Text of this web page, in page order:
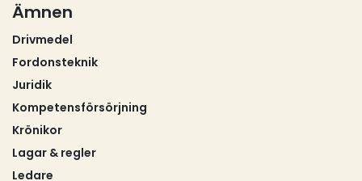
Ämnen
Drivmedel
Fordonsteknik
Juridik
Kompetensförsörjning
Krönikor
Lagar & regler
Ledare